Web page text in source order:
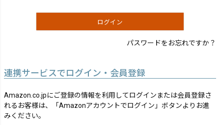
ログイン
パスワードをお忘れですか？
連携サービスでログイン・会員登録
Amazon.co.jpにご登録の情報を利用してログインまたは会員登録さ
れるお客様は、「Amazonアカウントでログイン」ボタンよりお進
みください。